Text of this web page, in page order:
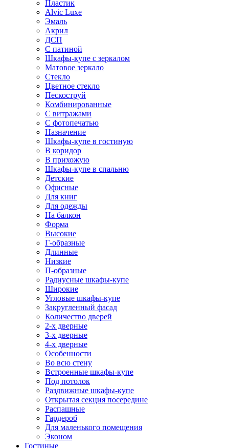
Пластик
Alvic Luxe
Эмаль
Акрил
ДСП
С патиной
Шкафы-купе с зеркалом
Матовое зеркало
Стекло
Цветное стекло
Пескоструй
Комбинированные
С витражами
С фотопечатью
Назначение
Шкафы-купе в гостиную
В коридор
В прихожую
Шкафы-купе в спальню
Детские
Офисные
Для книг
Для одежды
На балкон
Форма
Высокие
Г-образные
Длинные
Низкие
П-образные
Радиусные шкафы-купе
Широкие
Угловые шкафы-купе
Закругленный фасад
Количество дверей
2-х дверные
3-х дверные
4-х дверные
Особенности
Во всю стену
Встроенные шкафы-купе
Под потолок
Раздвижные шкафы-купе
Открытая секция посередине
Распашные
Гардероб
Для маленького помещения
Эконом
Гостиные